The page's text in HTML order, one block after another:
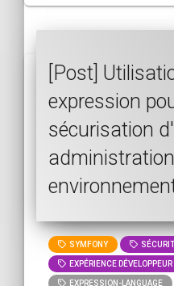
[Post]
expression
sécurisation
SYMFONY
EXPÉRIENCE DÉVELOPPEUR
EXPRESSION-LANGUAGE